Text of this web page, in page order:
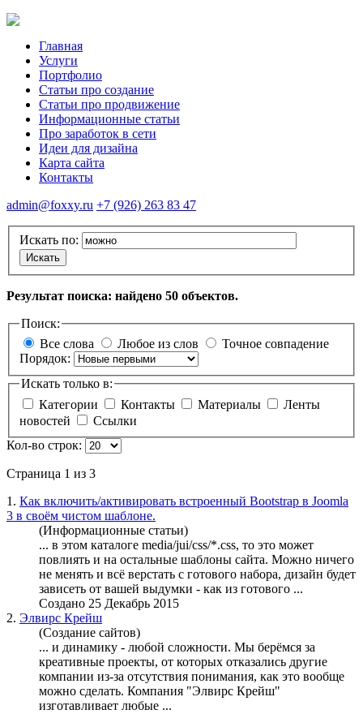
Главная
Услуги
Портфолио
Статьи про создание
Статьи про продвижение
Информационные статьи
Про заработок в сети
Идеи для дизайна
Карта сайта
Контакты
admin@foxxy.ru +7 (926) 263 83 47
Искать по:
Искать
Результат поиска: найдено 50 объектов.
Поиск:
Все слова
Любое из слов
Точное совпадение
Порядок:
Искать только в:
Категории
Контакты Материалы
Ленты
новостей
Ссылки
Кол-во строк:
Страница 1 из 3
1. Как включить/активировать встроенный Bootstrap в Joomla
3 в своём чистом шаблоне.
(Информационные статьи)
... в этом каталоге media/jui/css/*.css, то это может
повлиять и на остальные шаблоны сайта. Можно ничего
не менять и всё верстать с готового набора, дизайн будет
зависеть от вашей выдумки - как из готового ...
Создано 25 Декабрь 2015
2. Элвирс Крейш
(Создание сайтов)
... и динамику - любой сложности. Мы берёмся за
креативные проекты, от которых отказались другие
компании из-за отсутствия понимания, как это вообще
можно сделать. Компания "Элвирс Крейш"
изготавливает любые ...